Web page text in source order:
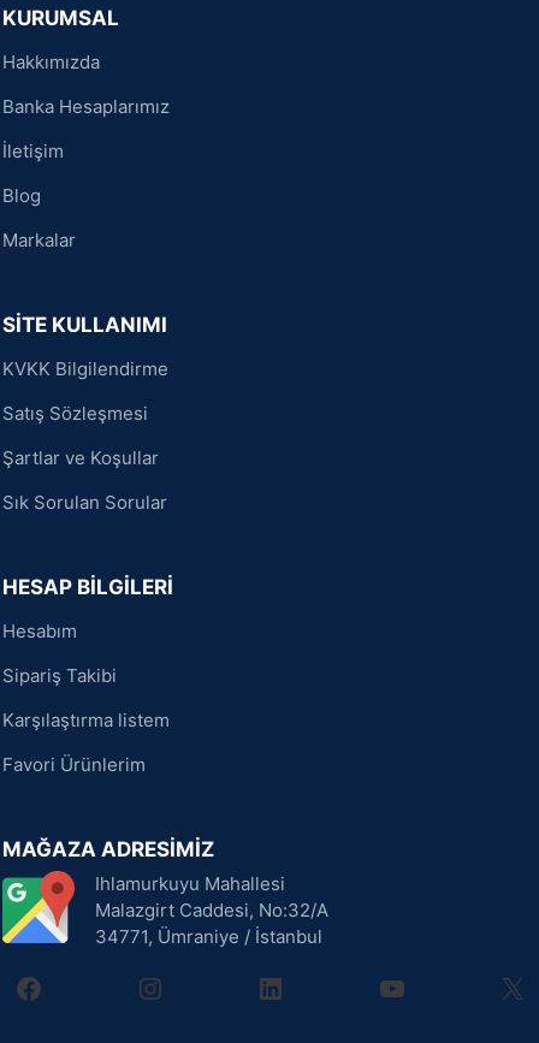
KURUMSAL
Hakkımızda
Banka Hesaplarımız
İletişim
Blog
Markalar
SİTE KULLANIMI
KVKK Bilgilendirme
Satış Sözleşmesi
Şartlar ve Koşullar
Sık Sorulan Sorular
HESAP BİLGİLERİ
Hesabım
Sipariş Takibi
Karşılaştırma listem
Favori Ürünlerim
MAĞAZA ADRESİMİZ
Ihlamurkuyu Mahallesi
Malazgirt Caddesi, No:32/A
34771, Ümraniye / İstanbul
facebookinstagramlinkedin youtube X